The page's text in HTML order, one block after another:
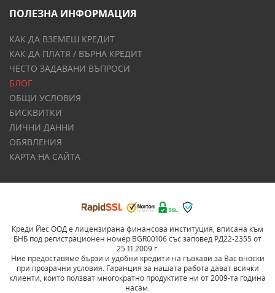
ПОЛЕЗНА ИНФОРМАЦИЯ
КАК ДА ВЗЕМЕШ КРЕДИТ
КАК ДА ПЛАТЯ / ВЪРНА КРЕДИТ
ЧЕСТО ЗАДАВАНИ ВЪПРОСИ
БЛОГ
ОБЩИ УСЛОВИЯ
БИСКВИТКИ
ЛИЧНИ ДАННИ
ОБЯВЛЕНИЯ
КАРТА НА САЙТА
Креди Йес ООД е лицензирана финансова институция, вписана към
БНБ под регистрационен номер BGR00106 със заповед РД22-2355 от
25.11.2009 г.
Ние предоставяме бързи и удобни кредити на гъвкави за Вас вноски
при прозрачни условия. Гаранция за нашата работа дават всички
клиенти, които ползват многократно продуктите ни от 2009-та година
насам.